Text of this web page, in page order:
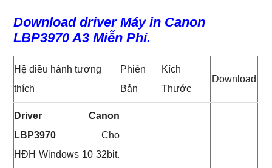
Download driver Máy in Canon
LBP3970 A3 Miễn Phí.
Hệ điều hành tương
thích
Phiên
Bản
Kích
Thước
Download
Driver Canon
LBP3970 Cho
HĐH Windows 10 32bit.